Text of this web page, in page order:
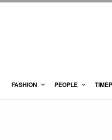
FASHION PEOPLE